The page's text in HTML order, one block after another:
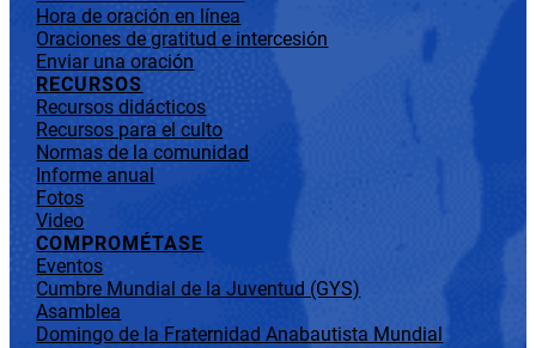
Hora de oración en línea
Oraciones de gratitud e intercesión
Enviar una oración
RECURSOS
Recursos didácticos
Recursos para el culto
Normas de la comunidad
Informe anual
Fotos
Video
COMPROMÉTASE
Eventos
Cumbre Mundial de la Juventud (GYS)
Asamblea
Domingo de la Fraternidad Anabautista Mundial